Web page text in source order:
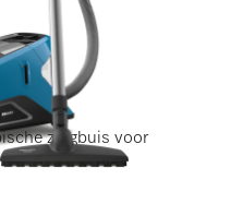
zuigbuis voor